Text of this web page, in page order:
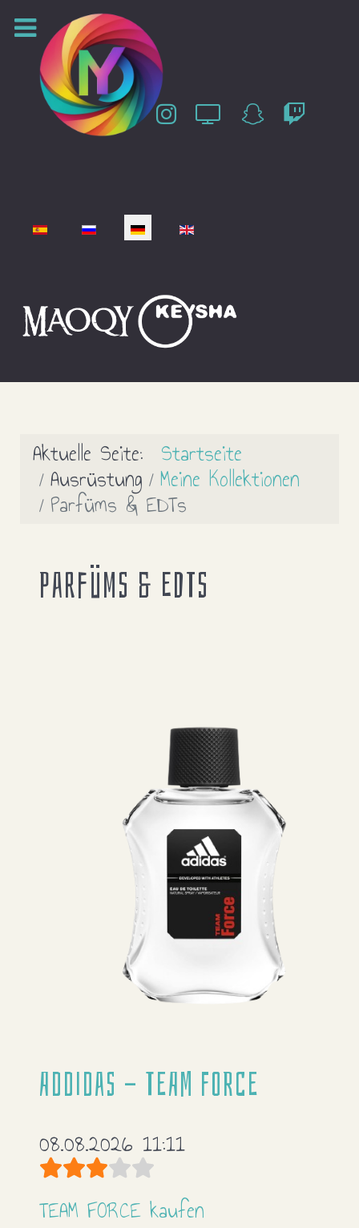
Sprache auswählen
Aktuelle Seite: Startseite
Ausrüstung Meine Kollektionen
Parfüms & EDTs
Parfüms & EDTs
Addidas - TEAM FORCE
08.08.2026 11:11
Bewertung: 3/
TEAM FORCE kaufen